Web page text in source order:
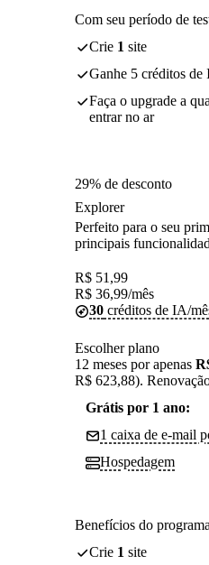
Com seu período de
Crie 1 site
Ganhe 5 créditos de
Faça o upgrade a
entrar no ar
29% de desconto
Explorer
Perfeito para o seu
principais
R$ 51,99
R$ 36,99/mês
30 créditos de IA/
Escolher plano
12 meses por apenas
R$ 623,88).
Grátis por 1 ano:
1 caixa de e-mail
Hospedagem
Benefícios do
Crie 1 site